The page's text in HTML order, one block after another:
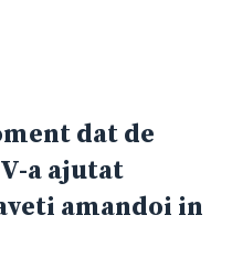
dat de
a ajutat
amandoi in